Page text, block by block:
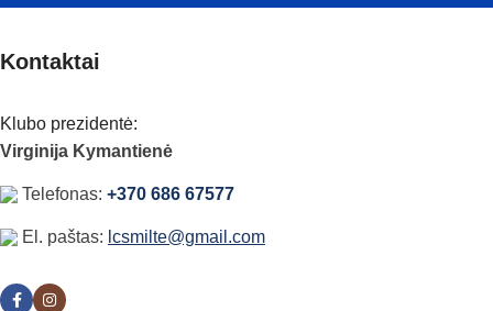
Kontaktai
Klubo prezidentė:
Virginija Kymantienė
Telefonas: +370 686 67577
El. paštas: lcsmilte@gmail.com